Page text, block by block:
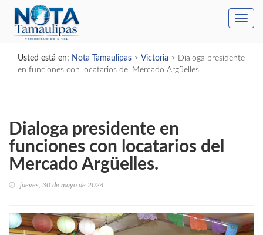
Usted está en: Nota Tamaulipas > Victoria > Dialoga presidente
en funciones con locatarios del Mercado Argüelles.
Dialoga presidente en
funciones con locatarios del
Mercado Argüelles.
jueves, 30 de mayo de 2024